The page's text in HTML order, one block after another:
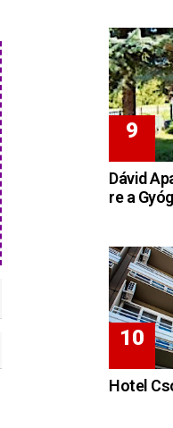
Dávid
re a
Hotel